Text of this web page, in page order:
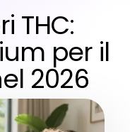
THC:
per il
2026